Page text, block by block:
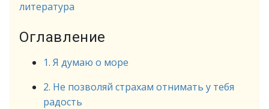
литература
Оглавление
1. Я думаю о море
2. Не позволяй страхам отнимать у тебя
радость